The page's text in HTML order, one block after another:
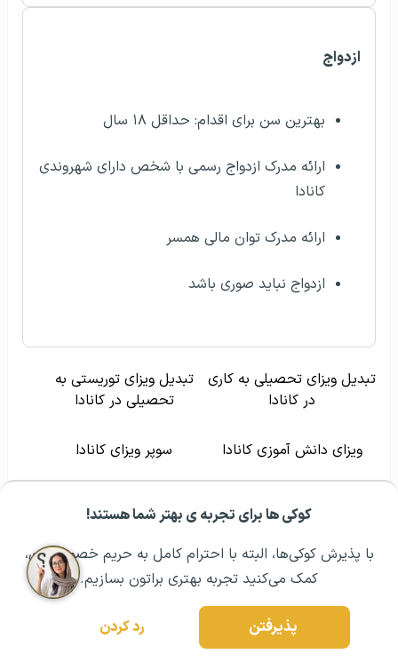
کوکی ها برای تجربه ی بهتر شما هستند!
با پذیرش کوکی‌ها، البته با احترام کامل به حریم خصوصیتون،
کمک می‌کنید تجربه بهتری براتون بسازیم.
پذیرفتن رد کردن
مشــاوره اولیه رایگان: ۰۲۱ ۴۳۰۰۰ ۰۲۱ رزرو مشاوره تخصصی
ازدواج
بهترین سن برای اقدام: حداقل ۱۸ سال
ارائه مدرک ازدواج رسمی با شخص دارای شهروندی
کانادا
ارائه مدرک توان مالی همسر
ازدواج نباید صوری باشد
تبدیل ویزای تحصیلی به کاری
در کانادا
تبدیل ویزای توریستی به
تحصیلی در کانادا
ویزای دانش آموزی کانادا سوپر ویزای کانادا
مهاجرت به کانادا و اخذ تابعیت
مهم‌ترین دلیل مهاجرت به کانادا، دریافت مجوز سکونت در
کانادا و تابعیت این کشور است. برای حفظ اقامت دائم کانادا
باید در هر بازه ۵ ساله حداقل ۷۳۰ روز